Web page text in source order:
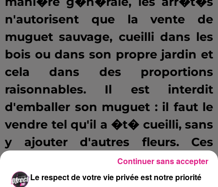
n'autorisent que la vente de
muguet sauvage, cueilli dans les
bois ou dans son propre jardin et
cela dans des proportions
raisonnables. Il est interdit
d'emballer son muguet : il faut le
vendre tel qu'il a �t� cueilli, sans
y ajouter d'autres fleurs. Ces
r�gles visent � ne pas
concurrencer les fleuristes ou
Le respect de votre vie privée est notre priorité
Continuer sans accepter